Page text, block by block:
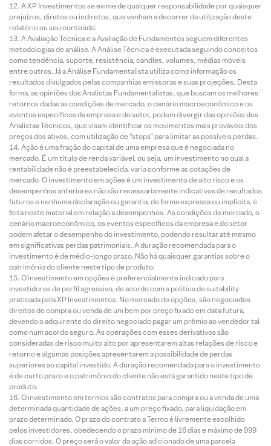
A XP Investimentos se exime de qualquer responsabilidade por quaisquer
prejuízos, diretos ou indiretos, que venham a decorrer da utilização deste
relatório ou seu conteúdo.
A Avaliação Técnica e a Avaliação de Fundamentos seguem diferentes
metodologias de análise. A Análise Técnica é executada seguindo conceitos
como tendência, suporte, resistência, candles, volumes, médias móveis
entre outros. Já a Análise Fundamentalista utiliza como informação os
resultados divulgados pelas companhias emissoras e suas projeções. Desta
forma, as opiniões dos Analistas Fundamentalistas, que buscam os melhores
retornos dadas as condições de mercado, o cenário macroeconômico e os
eventos específicos da empresa e do setor, podem divergir das opiniões dos
Analistas Técnicos, que visam identificar os movimentos mais prováveis dos
preços dos ativos, com utilização de “stops” para limitar as possíveis perdas.
Ação é uma fração do capital de uma empresa que é negociada no
mercado. É um título de renda variável, ou seja, um investimento no qual a
rentabilidade não é preestabelecida, varia conforme as cotações de
mercado. O investimento em ações é um investimento de alto risco e os
desempenhos anteriores não são necessariamente indicativos de resultados
futuros e nenhuma declaração ou garantia, de forma expressa ou implícita, é
feita neste material em relação a desempenhos. As condições de mercado, o
cenário macroeconômico, os eventos específicos da empresa e do setor
podem afetar o desempenho do investimento, podendo resultar até mesmo
em significativas perdas patrimoniais. A duração recomendada para o
investimento é de médio-longo prazo. Não há quaisquer garantias sobre o
patrimônio do cliente neste tipo de produto.
O investimento em opções é preferencialmente indicado para
investidores de perfil agressivo, de acordo com a política de suitability
praticada pela XP Investimentos. No mercado de opções, são negociados
direitos de compra ou venda de um bem por preço fixado em data futura,
devendo o adquirente do direito negociado pagar um prêmio ao vendedor tal
como num acordo seguro. As operações com esses derivativos são
consideradas de risco muito alto por apresentarem altas relações de risco e
retorno e algumas posições apresentarem a possibilidade de perdas
superiores ao capital investido. A duração recomendada para o investimento
é de curto prazo e o patrimônio do cliente não está garantido neste tipo de
produto.
O investimento em termos são contratos para compra ou a venda de uma
determinada quantidade de ações, a um preço fixado, para liquidação em
prazo determinado. O prazo do contrato a Termo é livremente escolhido
pelos investidores, obedecendo o prazo mínimo de 16 dias e máximo de 999
dias corridos. O preço será o valor da ação adicionado de uma parcela